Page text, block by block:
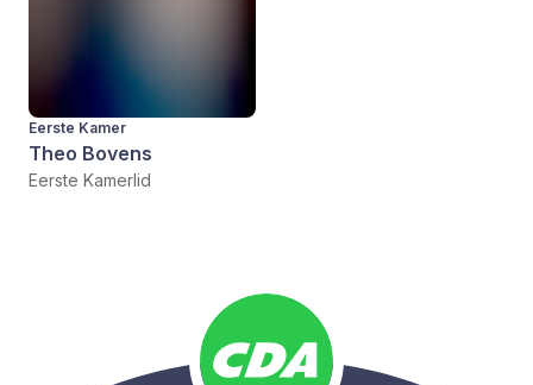
Eerste Kamer
Theo Bovens
Eerste Kamerlid